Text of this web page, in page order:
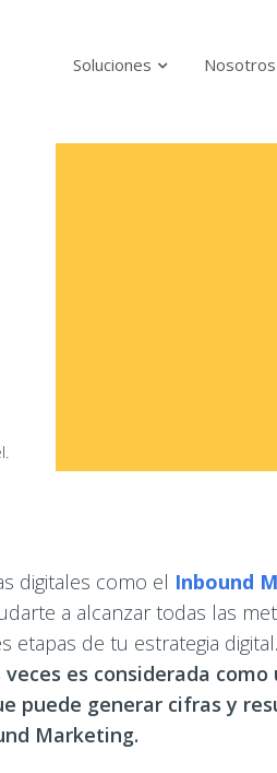
Soluciones Nosotros
digitales como el Inbound
a alcanzar todas las
etapas de tu estrategia
es considerada
puede generar cifras y
Marketing.